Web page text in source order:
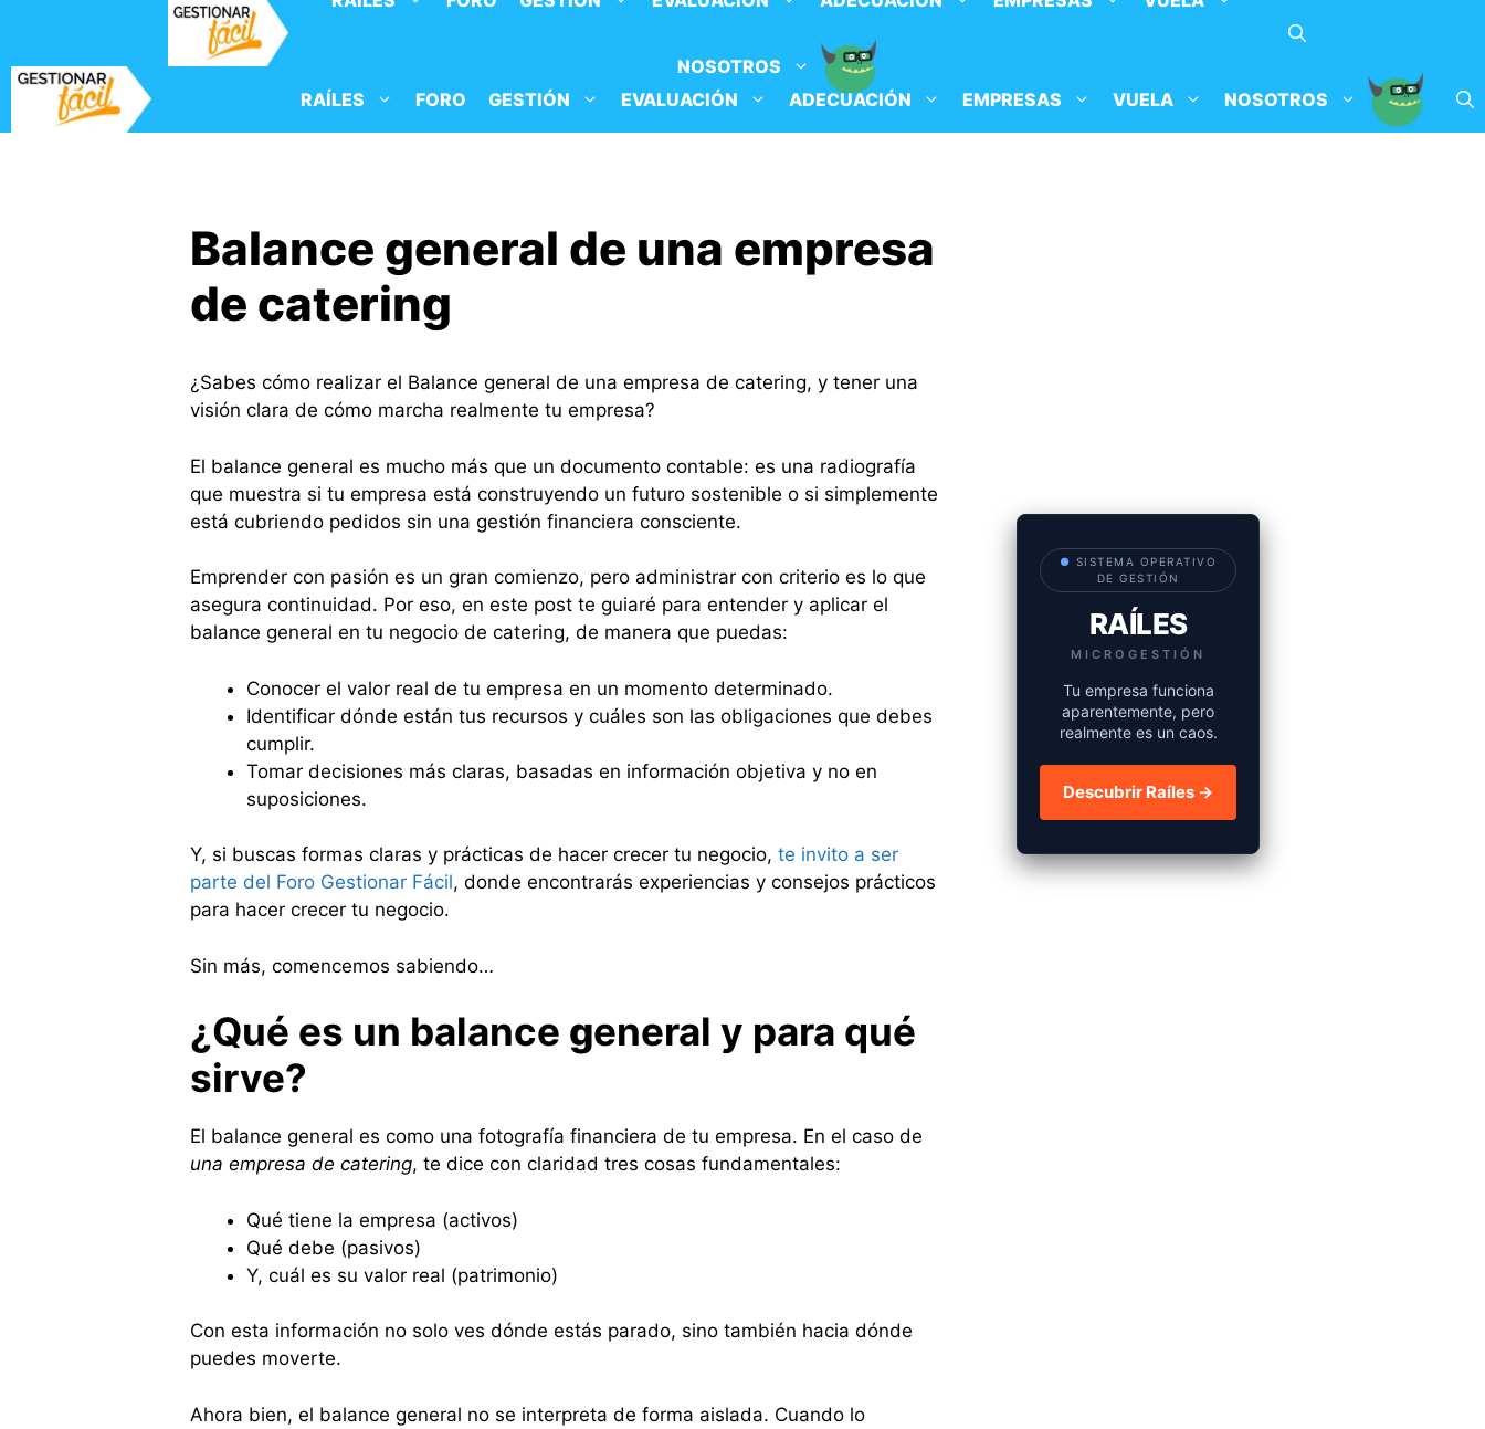
contenido
NOSOTROS
RAÍLES
FORO GESTIÓN EVALUACIÓN ADECUACIÓN EMPRESAS VUELA NOSOTROS
Balance general de una empresa
de catering
¿Sabes cómo realizar el Balance general de una empresa de catering, y tener una
visión clara de cómo marcha realmente tu empresa?
El balance general es mucho más que un documento contable: es una radiografía
que muestra si tu empresa está construyendo un futuro sostenible o si simplemente
está cubriendo pedidos sin una gestión financiera consciente.
Emprender con pasión es un gran comienzo, pero administrar con criterio es lo que
asegura continuidad. Por eso, en este post te guiaré para entender y aplicar el
balance general en tu negocio de catering, de manera que puedas:
Conocer el valor real de tu empresa en un momento determinado.
Identificar dónde están tus recursos y cuáles son las obligaciones que debes
cumplir.
Tomar decisiones más claras, basadas en información objetiva y no en
suposiciones.
Y, si buscas formas claras y prácticas de hacer crecer tu negocio, te invito a ser
parte del Foro Gestionar Fácil, donde encontrarás experiencias y consejos prácticos
para hacer crecer tu negocio.
Sin más, comencemos sabiendo…
¿Qué es un balance general y para qué
sirve?
El balance general es como una fotografía financiera de tu empresa. En el caso de
una empresa de catering, te dice con claridad tres cosas fundamentales:
Qué tiene la empresa (activos)
Qué debe (pasivos)
Y, cuál es su valor real (patrimonio)
Con esta información no solo ves dónde estás parado, sino también hacia dónde
puedes moverte.
Ahora bien, el balance general no se interpreta de forma aislada. Cuando lo
● SISTEMA OPERATIVO
DE GESTIÓN
RAÍLES
MICROGESTIÓN
Tu empresa funciona
aparentemente, pero
realmente es un caos.
Descubrir Raíles →